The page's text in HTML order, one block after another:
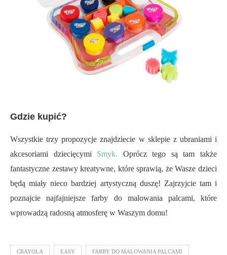
Gdzie kupić?
Wszystkie trzy propozycje znajdziecie w sklepie z ubraniami i
akcesoriami dziecięcymi Smyk. Oprócz tego są tam także
fantastyczne zestawy kreatywne, które sprawią, że Wasze dzieci
będą miały nieco bardziej artystyczną duszę! Zajrzyjcie tam i
poznajcie najfajniejsze farby do malowania palcami, które
wprowadzą radosną atmosferę w Waszym domu!
CRAYOLA EASY FARBY DO MALOWANIA PALCAMI